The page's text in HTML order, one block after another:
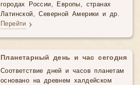
городах России, Европы, странах
Латинской, Северной Америки и др.
Перейти
Планетарный день и час сегодня
Соответствие дней и часов планетам
основано на древнем халдейском